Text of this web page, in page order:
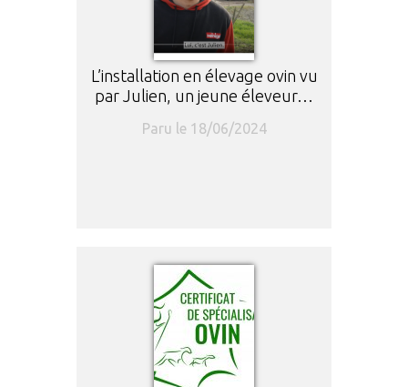
L’installation en élevage ovin vu
par Julien, un jeune éleveur…
Paru le 18/06/2024